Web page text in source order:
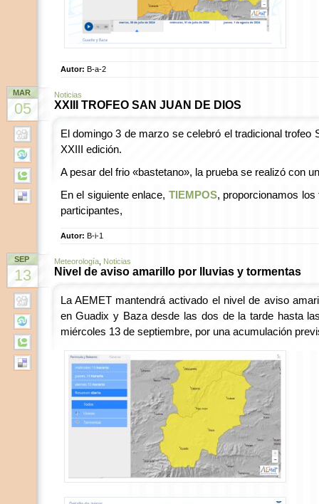
Autor: B-a-2
MAR
05
Noticias
XXIII TROFEO SAN JUAN DE DIOS
El domingo 3 de marzo se celebró el tradicional trofeo
XXIII edición.
A pesar del frio «bastetano», la prueba se realizó con
En el siguiente enlace, TIEMPOS, proporcionamos
participantes,
Autor: B-i-1
SEP
13
Meteorología, Noticias
Nivel de aviso amarillo por lluvias y tormentas
La AEMET mantendrá activado el nivel de aviso
en Guadix y Baza desde las dos de la tarde hasta
miércoles 13 de septiembre, por una acumulación